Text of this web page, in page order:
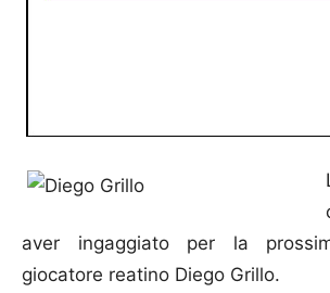
aver ingaggiato per la
giocatore reatino Diego Grillo.